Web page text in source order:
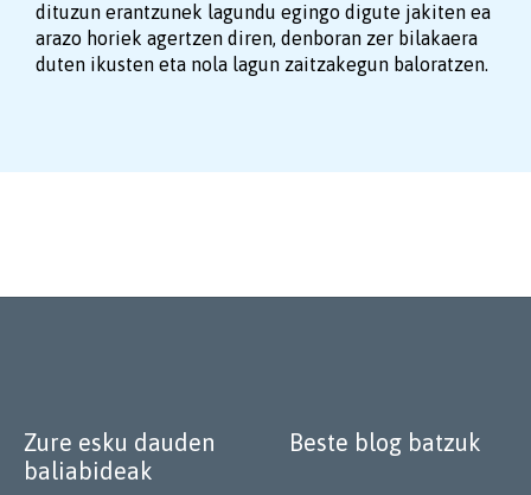
dituzun erantzunek lagundu egingo digute jakiten ea
arazo horiek agertzen diren, denboran zer bilakaera
duten ikusten eta nola lagun zaitzakegun baloratzen.
Zure esku dauden
baliabideak
Beste blog batzuk